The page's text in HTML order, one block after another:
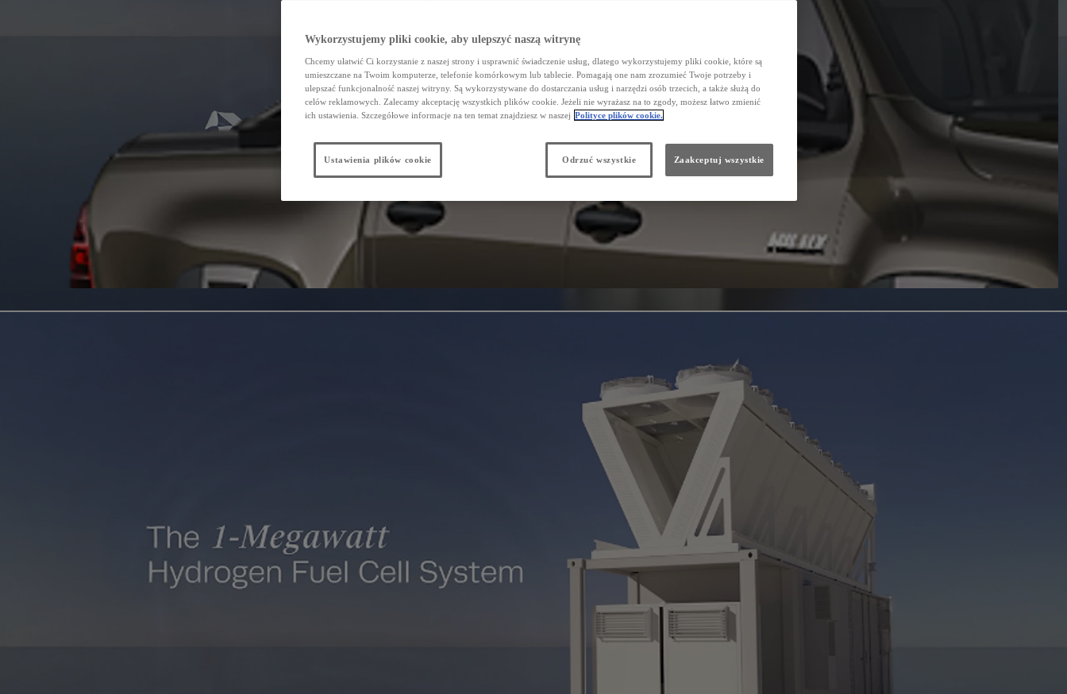
Wykorzystujemy pliki cookie, aby ulepszyć naszą witrynę
Chcemy ułatwić Ci korzystanie z naszej strony i usprawnić świadczenie usług, dlatego wykorzystujemy pliki cookie, które są
umieszczane na Twoim komputerze, telefonie komórkowym lub tablecie. Pomagają one nam zrozumieć Twoje potrzeby i
ulepszać funkcjonalność naszej witryny. Są wykorzystywane do dostarczania usług i narzędzi osób trzecich, a także służą do
celów reklamowych. Zalecamy akceptację wszystkich plików cookie. Jeżeli nie wyrażasz na to zgody, możesz łatwo zmienić
ich ustawienia. Szczegółowe informacje na ten temat znajdziesz w naszej Polityce plików cookie.
Odrzuć wszystkie Zaakceptuj wszystkie
Ustawienia plików cookie